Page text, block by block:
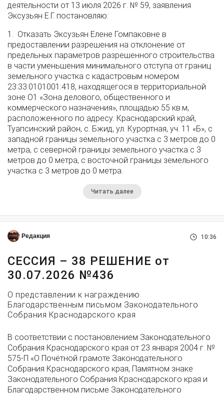
деятельности от 13 июля 2026 г. № 59, заявления
Эксузьян Е.Г. постановляю:
1. Отказать Эксузьян Елене Гомпаковне в
предоставлении разрешения на отклонение от
предельных параметров разрешенного строительства
в части уменьшения минимального отступа от границ
земельного участка с кадастровым номером
23:33:0101001:418, находящегося в территориальной
зоне О1 «Зона делового, общественного и
коммерческого назначения», площадью 55 кв.м,
расположенного по адресу: Краснодарский край,
Туапсинский район, с. Бжид, ул. Курортная, уч. 11 «Б», с
западной границы земельного участка с 3 метров до 0
метра, с северной границы земельного участка с 3
метров до 0 метра, с восточной границы земельного
участка с 3 метров до 0 метра.
Читать далее
Редакция 10:36
СЕССИЯ – 38 РЕШЕНИЕ от
30.07.2026 №436
О представлении к награждению
Благодарственным письмом Законодательного
Собрания Краснодарского края
В соответствии с постановлением Законодательного
Собрания Краснодарского края от 23 января 2004 г. №
575-П «О Почётной грамоте Законодательного
Собрания Краснодарского края, Памятном знаке
Законодательного Собрания Краснодарского края и
Благодарственном письме Законодательного